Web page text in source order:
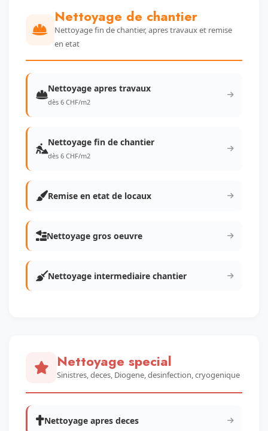
Nettoyage de chantier
Nettoyage fin de chantier, apres travaux et remise
en etat
Nettoyage apres travaux
dès 6 CHF/m2
Nettoyage fin de chantier
dès 6 CHF/m2
Remise en etat de locaux
Nettoyage gros oeuvre
Nettoyage intermediaire chantier
Nettoyage special
Sinistres, deces, Diogene, desinfection, cryogenique
Nettoyage apres deces